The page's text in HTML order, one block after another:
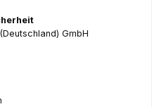
GmbH